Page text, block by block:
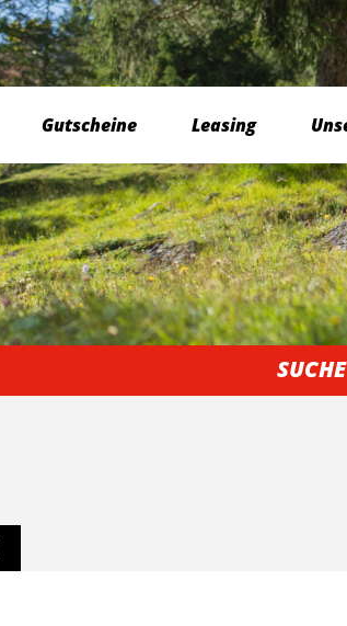
Gutscheine Leasing
SUCHE